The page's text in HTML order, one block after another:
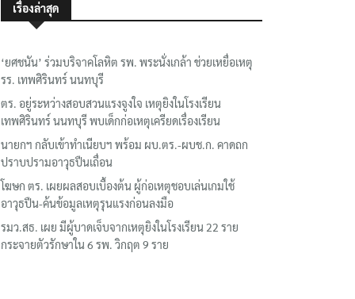
เรื่องล่าสุด
‘ยศชนัน’ ร่วมบริจาคโลหิต รพ. พระนั่งเกล้า ช่วยเหยื่อเหตุ
รร. เทพศิรินทร์ นนทบุรี
ตร. อยู่ระหว่างสอบสวนแรงจูงใจ เหตุยิงในโรงเรียน
เทพศิรินทร์ นนทบุรี พบเด็กก่อเหตุเครียดเรื่องเรียน
นายกฯ กลับเข้าทำเนียบฯ พร้อม ผบ.ตร.-ผบช.ก. คาดถก
ปราบปรามอาวุธปืนเถื่อน
โฆษก ตร. เผยผลสอบเบื้องต้น ผู้ก่อเหตุชอบเล่นเกมใช้
อาวุธปืน-ค้นข้อมูลเหตุรุนแรงก่อนลงมือ
รมว.สธ. เผย มีผู้บาดเจ็บจากเหตุยิงในโรงเรียน 22 ราย
กระจายตัวรักษาใน 6 รพ. วิกฤต 9 ราย